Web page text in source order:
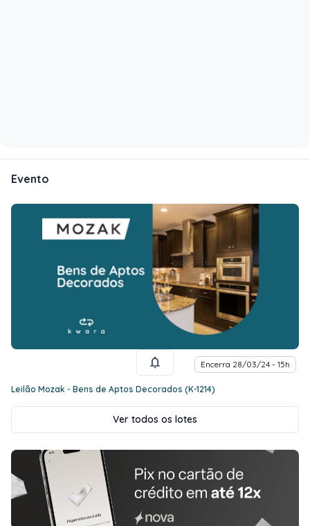
Evento
Encerra 28/03/24 - 15h
Leilão Mozak - Bens de Aptos Decorados (K-1214)
Ver todos os lotes